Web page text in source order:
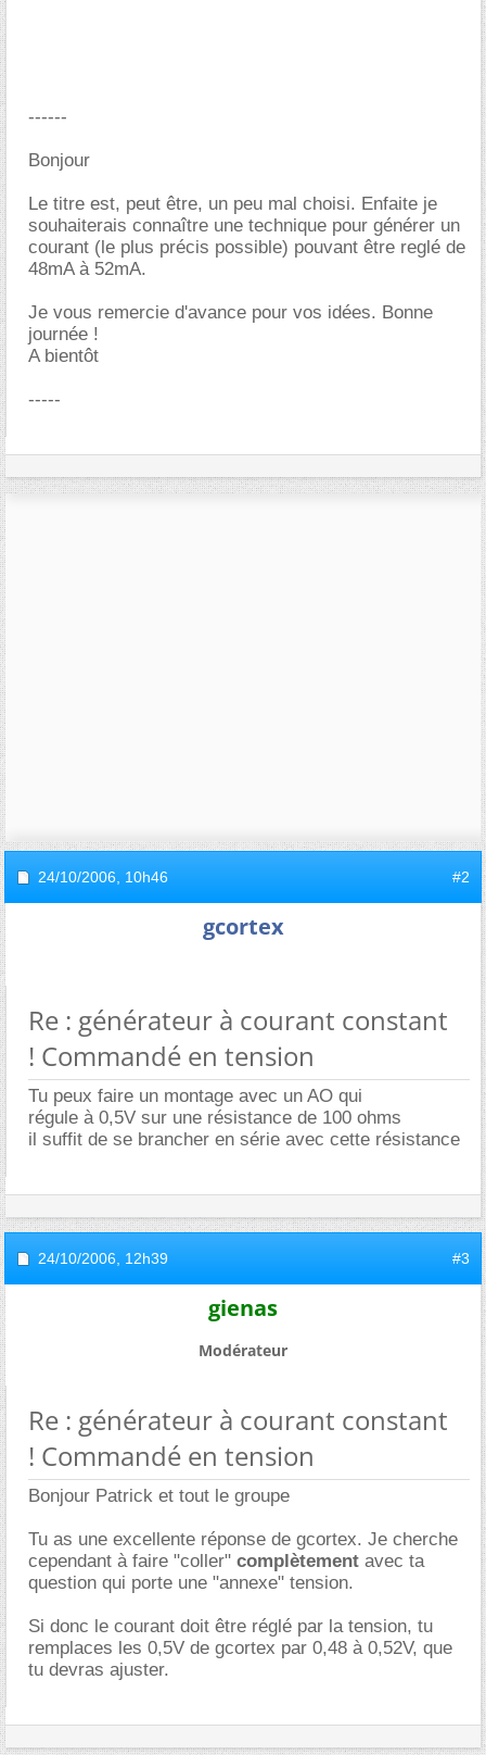
------
Bonjour
Le titre est, peut être, un peu mal choisi. Enfaite je
souhaiterais connaître une technique pour générer un
courant (le plus précis possible) pouvant être reglé de
48mA à 52mA.
Je vous remercie d'avance pour vos idées. Bonne
journée !
A bientôt
-----
24/10/2006, 10h46 #2
gcortex
Re : générateur à courant constant
! Commandé en tension
Tu peux faire un montage avec un AO qui
régule à 0,5V sur une résistance de 100 ohms
il suffit de se brancher en série avec cette résistance
24/10/2006, 12h39 #3
gienas
Modérateur
Re : générateur à courant constant
! Commandé en tension
Bonjour Patrick et tout le groupe
Tu as une excellente réponse de gcortex. Je cherche
cependant à faire "coller" complètement avec ta
question qui porte une "annexe" tension.
Si donc le courant doit être réglé par la tension, tu
remplaces les 0,5V de gcortex par 0,48 à 0,52V, que
tu devras ajuster.